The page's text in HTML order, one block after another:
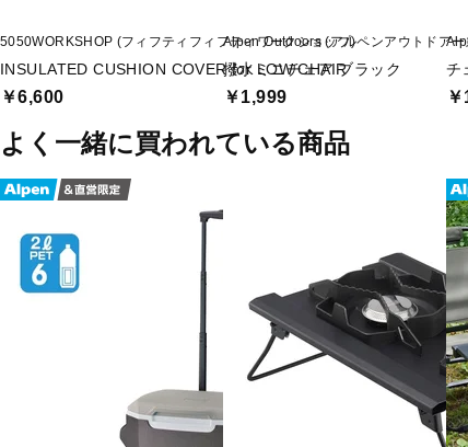
5050WORKSHOP (フィフティフィフティワークショップ)
INSULATED CUSHION COVER for LOW CHAIR
￥6,600
Alpen Outdoors (アルペンアウトドアー
撥水ミニチェア ブラック
￥1,999
チ
よく一緒に買われている商品